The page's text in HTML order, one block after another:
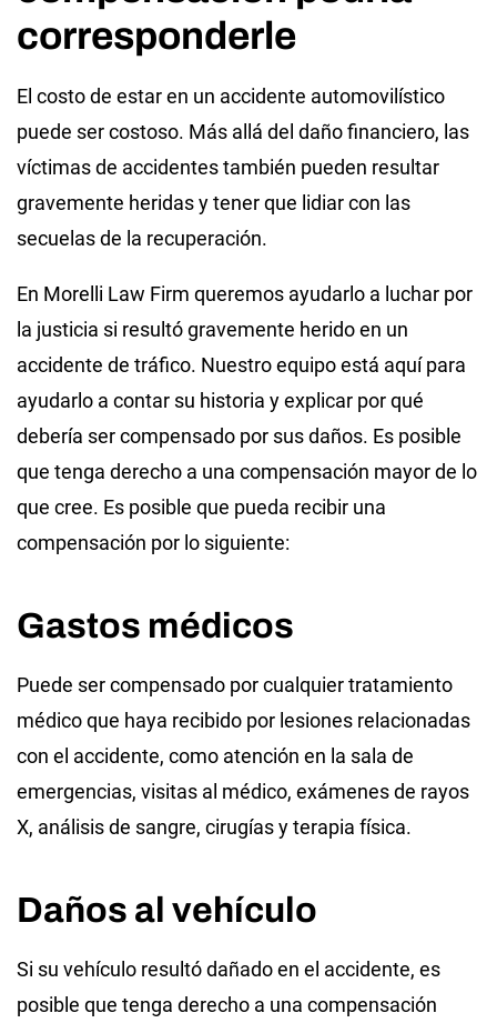
corresponderle
El costo de estar en un accidente automovilístico
puede ser costoso. Más allá del daño financiero, las
víctimas de accidentes también pueden resultar
gravemente heridas y tener que lidiar con las
secuelas de la recuperación.
En Morelli Law Firm queremos ayudarlo a luchar por
la justicia si resultó gravemente herido en un
accidente de tráfico. Nuestro equipo está aquí para
ayudarlo a contar su historia y explicar por qué
debería ser compensado por sus daños. Es posible
que tenga derecho a una compensación mayor de lo
que cree. Es posible que pueda recibir una
compensación por lo siguiente:
Gastos médicos
Puede ser compensado por cualquier tratamiento
médico que haya recibido por lesiones relacionadas
con el accidente, como atención en la sala de
emergencias, visitas al médico, exámenes de rayos
X, análisis de sangre, cirugías y terapia física.
Daños al vehículo
Si su vehículo resultó dañado en el accidente, es
posible que tenga derecho a una compensación